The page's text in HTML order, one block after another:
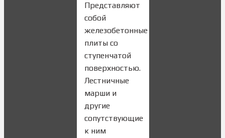
Представляют
собой
железобетонные
плиты со
ступенчатой
поверхностью.
Лестничные
марши и
другие
сопутствующие
к ним